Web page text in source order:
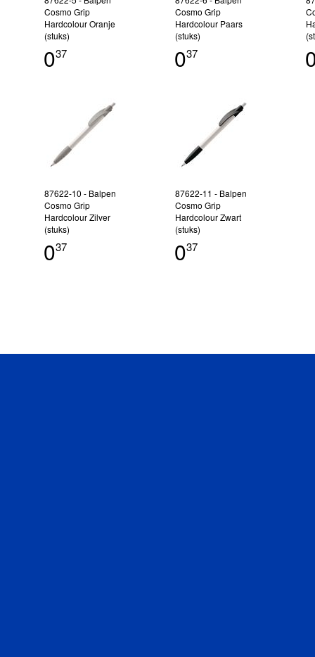
Cosmo Grip
Hardcolour Oranje
(stuks)
037
Cosmo Grip
Hardcolour Paars
(stuks)
037
87622-10 - Balpen
Cosmo Grip
Hardcolour Zilver
(stuks)
037
87622-11 - Balpen
Cosmo Grip
Hardcolour Zwart
(stuks)
037